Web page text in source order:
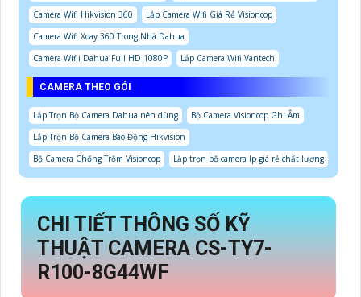
Camera Wifi Hikvision 360
Lắp Camera Wifi Giá Rẻ Visioncop
Camera Wifi Xoay 360 Trong Nhà Dahua
Camera Wifii Dahua Full HD 1080P
Lắp Camera Wifi Vantech
CAMERA THEO GÓI
Lắp Trọn Bộ Camera Dahua nên dùng
Bộ Camera Visioncop Ghi Âm
Lắp Trọn Bộ Camera Báo Động Hikvision
Bộ Camera Chống Trộm Visioncop
Lắp trọn bộ camera Ip giá rẻ chất lượng
CHI TIẾT THÔNG SỐ KỸ
THUẬT CAMERA CS-TY7-
R100-8G44WF